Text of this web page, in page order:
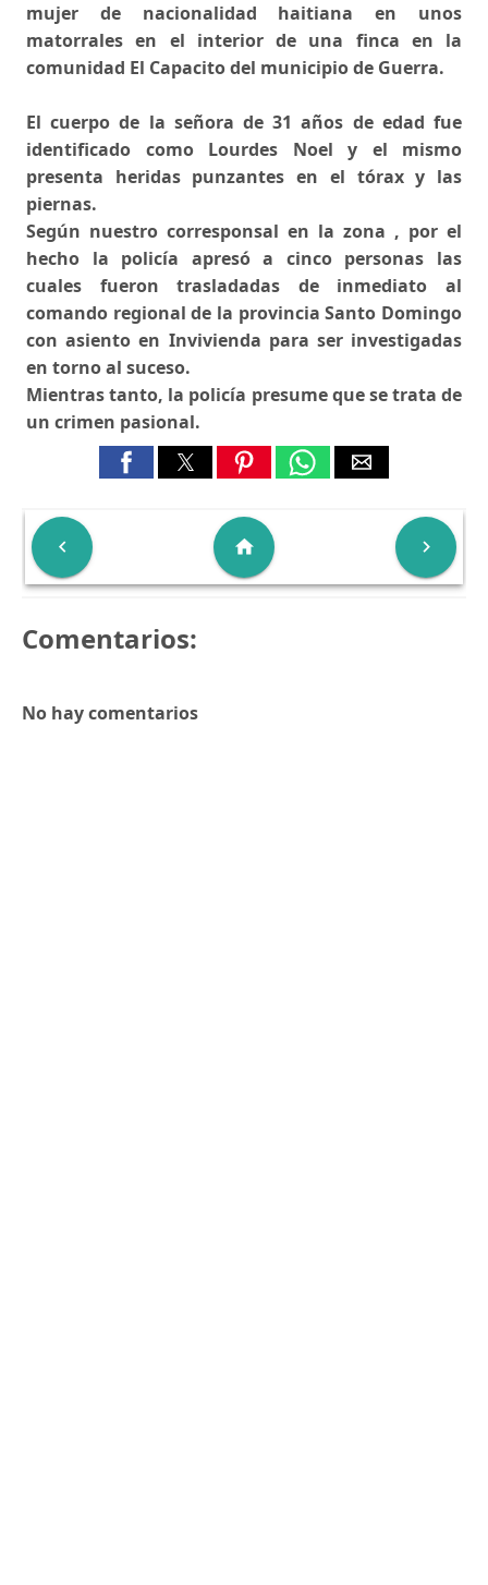
mujer de nacionalidad haitiana en unos
matorrales en el interior de una finca en la
comunidad El Capacito del municipio de Guerra.
El cuerpo de la señora de 31 años de edad fue
identificado como Lourdes Noel y el mismo
presenta heridas punzantes en el tórax y las
piernas.
Según nuestro corresponsal en la zona , por el
hecho la policía apresó a cinco personas las
cuales fueron trasladadas de inmediato al
comando regional de la provincia Santo Domingo
con asiento en Invivienda para ser investigadas
en torno al suceso.
Mientras tanto, la policía presume que se trata de
un crimen pasional.
 
home
Comentarios:
No hay comentarios